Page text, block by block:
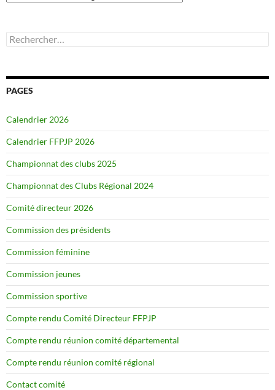
Rechercher :
PAGES
Calendrier 2026
Calendrier FFPJP 2026
Championnat des clubs 2025
Championnat des Clubs Régional 2024
Comité directeur 2026
Commission des présidents
Commission féminine
Commission jeunes
Commission sportive
Compte rendu Comité Directeur FFPJP
Compte rendu réunion comité départemental
Compte rendu réunion comité régional
Contact comité